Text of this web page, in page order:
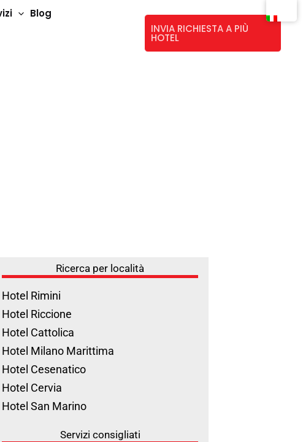
Blog
INVIA RICHIESTA A PIÙ
HOTEL
Ricerca per località
Hotel Rimini
Hotel Riccione
Hotel Cattolica
Hotel Milano Marittima
Hotel Cesenatico
Hotel Cervia
Hotel San Marino
Servizi consigliati